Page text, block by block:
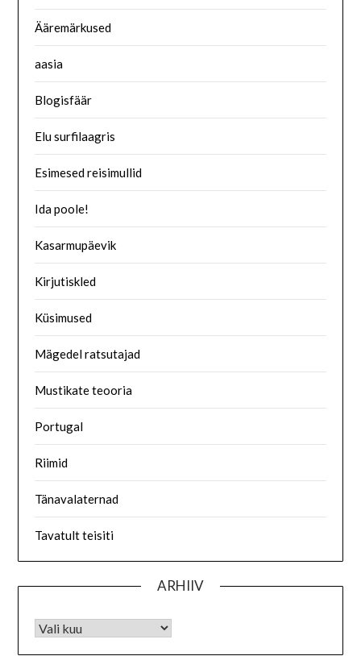
Ääremärkused
aasia
Blogisfäär
Elu surfilaagris
Esimesed reisimullid
Ida poole!
Kasarmupäevik
Kirjutiskled
Küsimused
Mägedel ratsutajad
Mustikate teooria
Portugal
Riimid
Tänavalaternad
Tavatult teisiti
ARHIIV